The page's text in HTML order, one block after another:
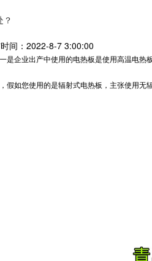
间：2022-8-7 3:00:00
一是企业出产中使用的电热板是使用高温电热
假如您使用的是辐射式电热板，主张使用无